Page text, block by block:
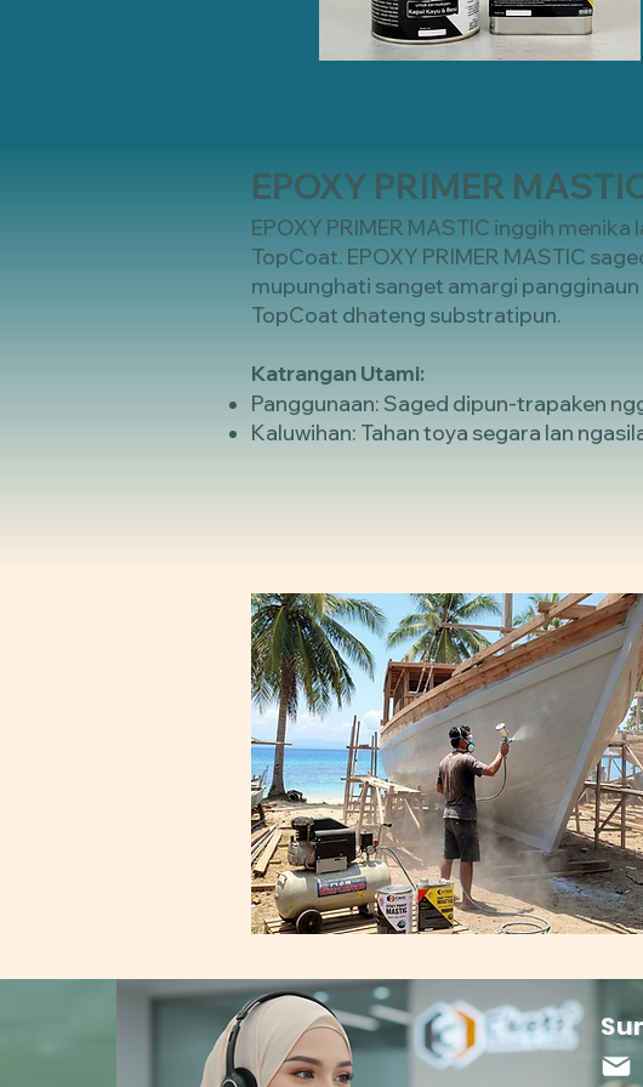
EPOXY PRIMER
EPOXY PRIMER MASTIC inggih
TopCoat. EPOXY PRIMER MASTIC
mupunghati sanget amargi
TopCoat dhateng substratipun.
Katrangan Utami:
Panggunaan: Saged dipun-trapaken
Kaluwihan: Tahan toya segara lan